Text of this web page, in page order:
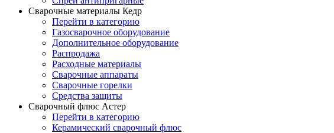
Сварочные материалы Кедр
Перейти в категорию
Газосварочное оборудование
Дополнительное оборудование
Распродажа
Расходные материалы
Сварочные аппараты
Сварочные горелки
Средства защиты
Сварочный флюс Астер
Перейти в категорию
Керамический сварочный флюс